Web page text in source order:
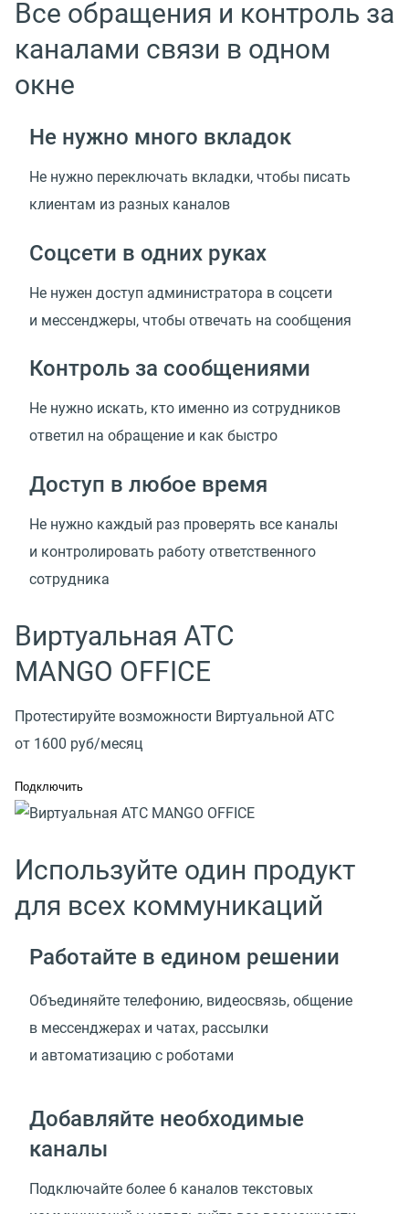
Все обращения и контроль за
каналами связи в одном
окне
Не нужно много вкладок
Не нужно переключать вкладки, чтобы писать
клиентам из разных каналов
Соцсети в одних руках
Не нужен доступ администратора в соцсети
и мессенджеры, чтобы отвечать на сообщения
Контроль за сообщениями
Не нужно искать, кто именно из сотрудников
ответил на обращение и как быстро
Доступ в любое время
Не нужно каждый раз проверять все каналы
и контролировать работу ответственного
сотрудника
Виртуальная АТС
MANGO OFFICE
Протестируйте возможности Виртуальной АТС
от 1600 руб/месяц
Подключить
Используйте один продукт
для всех коммуникаций
Работайте в едином решении
Объединяйте телефонию, видеосвязь, общение
в мессенджерах и чатах, рассылки
и автоматизацию с роботами
Добавляйте необходимые
каналы
Подключайте более 6 каналов текстовых